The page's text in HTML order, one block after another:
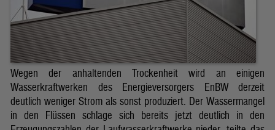
Wegen der anhaltenden Trockenheit wird an einigen
Wasserkraftwerken des Energieversorgers EnBW derzeit
deutlich weniger Strom als sonst produziert. Der Wassermangel
in den Flüssen schlage sich bereits jetzt deutlich in den